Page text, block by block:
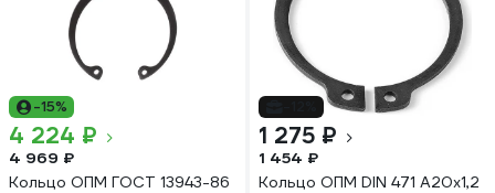
-15%
4 224 ₽
4 969 ₽
Кольцо ОПМ ГОСТ 13943-86
1 275 ₽
1 454 ₽
Кольцо ОПМ DIN 471 А20x1,2